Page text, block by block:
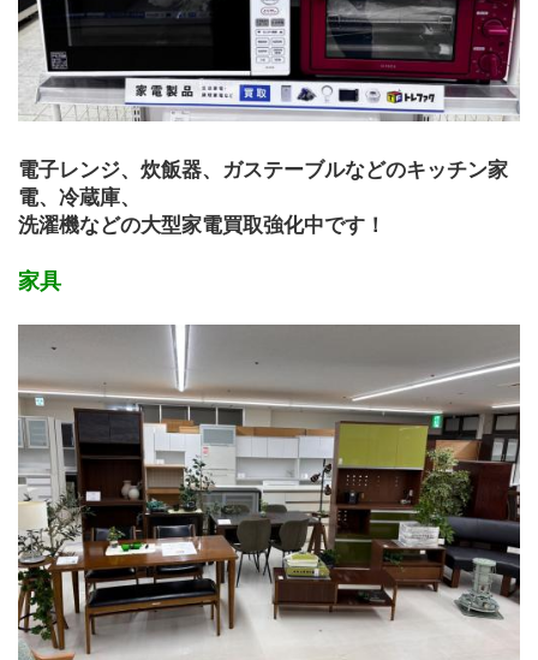
電子レンジ、炊飯器、ガステーブルなどのキッチン家
電、冷蔵庫、
洗濯機などの大型家電買取強化中です！
家具